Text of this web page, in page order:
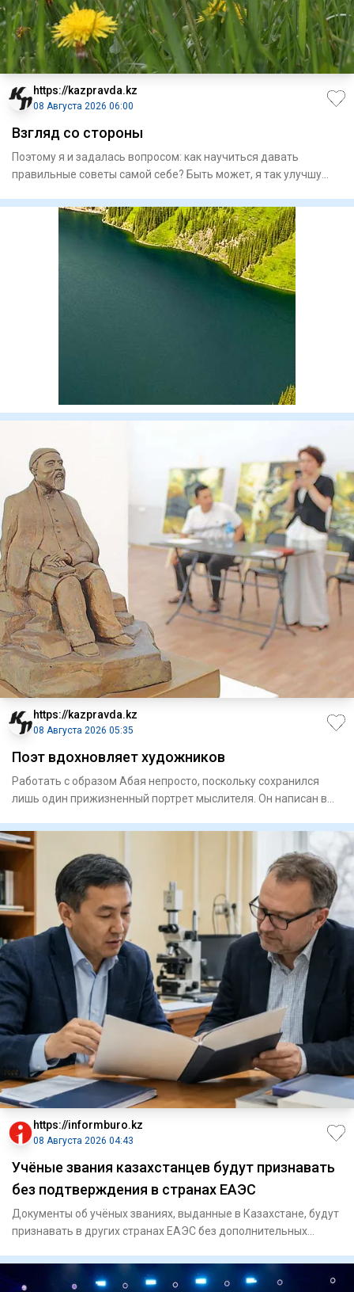
https://kazpravda.kz
08 Августа 2026 06:00
Взгляд со стороны
Поэтому я и задалась вопросом: как научиться давать
правильные советы самой себе? Быть может, я так улучшу
https://kazpravda.kz
08 Августа 2026 05:35
Поэт вдохновляет художников
Работать с образом Абая непросто, поскольку сохранился
лишь один прижизненный портрет мыслителя. Он написан в
https://informburo.kz
08 Августа 2026 04:43
Учёные звания казахстанцев будут признавать
без подтверждения в странах ЕАЭС
Документы об учёных званиях, выданные в Казахстане, будут
признавать в других странах ЕАЭС без дополнительных